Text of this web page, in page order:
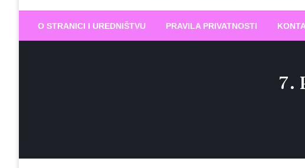
Biram DOBRO
O STRANICI I UREDNIŠTVU PRAVILA PRIVATNOSTI
7.